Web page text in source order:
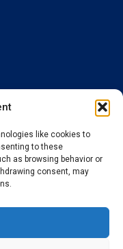
like cookies to
to these
as browsing behavior or
consent, may